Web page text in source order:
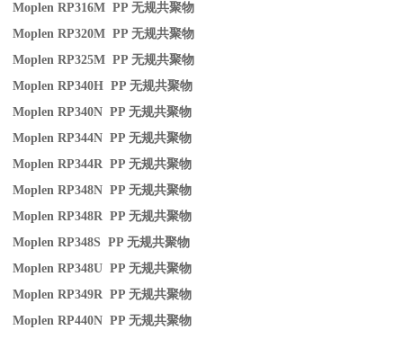
Moplen RP316M PP无规共聚物
Moplen RP320M PP无规共聚物
Moplen RP325M PP无规共聚物
Moplen RP340H PP无规共聚物
Moplen RP340N PP无规共聚物
Moplen RP344N PP无规共聚物
Moplen RP344R PP无规共聚物
Moplen RP348N PP无规共聚物
Moplen RP348R PP无规共聚物
Moplen RP348S PP无规共聚物
Moplen RP348U PP无规共聚物
Moplen RP349R PP无规共聚物
Moplen RP440N PP无规共聚物